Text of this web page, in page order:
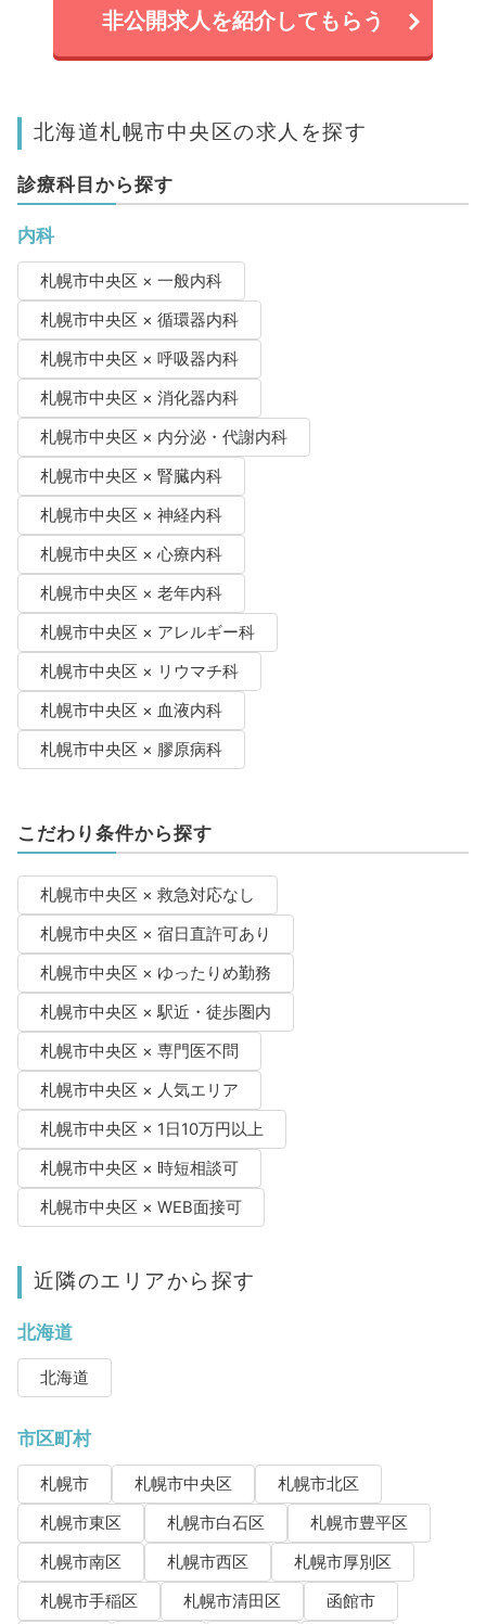
非公開求人を紹介してもらう
北海道札幌市中央区の求人を探す
診療科目から探す
内科
札幌市中央区 × 一般内科
札幌市中央区 × 循環器内科
札幌市中央区 × 呼吸器内科
札幌市中央区 × 消化器内科
札幌市中央区 × 内分泌・代謝内科
札幌市中央区 × 腎臓内科
札幌市中央区 × 神経内科
札幌市中央区 × 心療内科
札幌市中央区 × 老年内科
札幌市中央区 × アレルギー科
札幌市中央区 × リウマチ科
札幌市中央区 × 血液内科
札幌市中央区 × 膠原病科
こだわり条件から探す
札幌市中央区 × 救急対応なし
札幌市中央区 × 宿日直許可あり
札幌市中央区 × ゆったりめ勤務
札幌市中央区 × 駅近・徒歩圏内
札幌市中央区 × 専門医不問
札幌市中央区 × 人気エリア
札幌市中央区 × 1日10万円以上
札幌市中央区 × 時短相談可
札幌市中央区 × WEB面接可
近隣のエリアから探す
北海道
北海道
市区町村
札幌市 札幌市中央区
札幌市北区
札幌市東区
札幌市白石区
札幌市豊平区
札幌市南区
札幌市西区
札幌市厚別区
札幌市手稲区
札幌市清田区 函館市